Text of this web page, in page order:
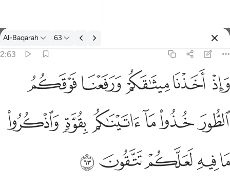
Tafsir: Al-Baqarah 2:63
Al-Baqarah 63
2:63
فوقكم الطور خذوا ما اتيناكم بقوة واذكروا ما فيه لعلكم تتقون ٦٣
ٱلطُّورَ خُذُوا۟ مَآ ءَاتَيْنَـٰكُم بِقُوَّةٍۢ وَٱذْكُرُوا۟ مَا فِيهِ لَعَلَّكُمْ تَتَّقُونَ ٦٣ﱚ ﱛﱜﱝﱞ
ﱟﱠﱡﱢ ﱣﱤ
ﱥﱦﱧﱨﱩ